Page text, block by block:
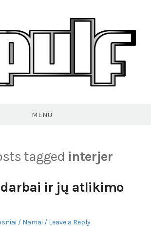
MENU
tagged interjer
ir jų atlikimo
Posted
Namai Leave a Reply